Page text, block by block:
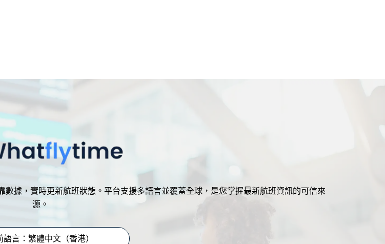
，實時更新航班狀態。平台支援多語言並覆蓋全球，是您掌握最新航班資訊的可信來
源。
語言：繁體中文（香港）